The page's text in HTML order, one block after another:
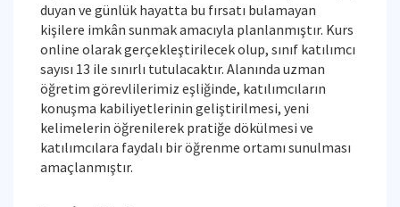
duyan ve günlük hayatta bu fırsatı bulamayan
kişilere imkân sunmak amacıyla planlanmıştır. Kurs
online olarak gerçekleştirilecek olup, sınıf katılımcı
sayısı 13 ile sınırlı tutulacaktır. Alanında uzman
öğretim görevlilerimiz eşliğinde, katılımcıların
konuşma kabiliyetlerinin geliştirilmesi, yeni
kelimelerin öğrenilerek pratiğe dökülmesi ve
katılımcılara faydalı bir öğrenme ortamı sunulması
amaçlanmıştır.